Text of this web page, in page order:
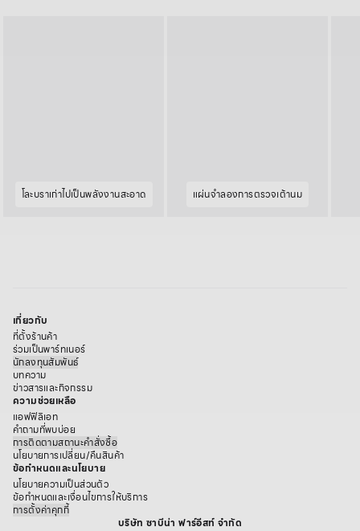
โละบราเก่าไปเป็นพลังงานสะอาด แผ่นจำลองการตรวจเต้านม
เกี่ยวกับ
ที่ตั้งร้านค้า
ร่วมเป็นพาร์ทเนอร์
นักลงทุนสัมพันธ์
บทความ
ข่าวสารและกิจกรรม
ความช่วยเหลือ
แอฟฟิลิเอท
คำถามที่พบบ่อย
การติดตามสถานะคำสั่งซื้อ
นโยบายการเปลี่ยน/คืนสินค้า
ข้อกำหนดและนโยบาย
นโยบายความเป็นส่วนตัว
ข้อกำหนดและเงื่อนไขการให้บริการ
การตั้งค่าคุกกี้
บริษัท ซาบีน่า ฟาร์อีสท์ จำกัด